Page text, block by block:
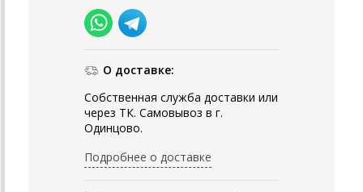
О доставке:
Собственная служба доставки или
через ТК. Самовывоз в г.
Одинцово.
Подробнее о доставке